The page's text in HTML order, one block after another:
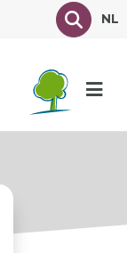
TexteNL